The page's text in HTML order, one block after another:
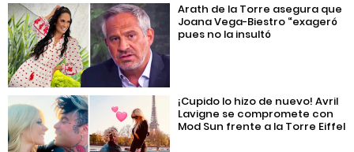
Arath de la Torre asegura que
Joana Vega-Biestro “exageró
pues no la insultó
¡Cupido lo hizo de nuevo! Avril
Lavigne se compromete con
Mod Sun frente a la Torre Eiffel